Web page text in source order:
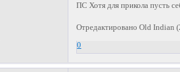
ПС Хотя для прикола пусть
Отредактировано Old Indian
0